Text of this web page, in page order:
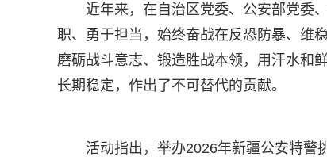
近年来，在自治区党委、公安部党委
职、勇于担当，始终奋战在反恐防暴、维
磨砺战斗意志、锻造胜战本领，用汗水和
长期稳定，作出了不可替代的贡献。
活动指出，举办2026年新疆公安特警